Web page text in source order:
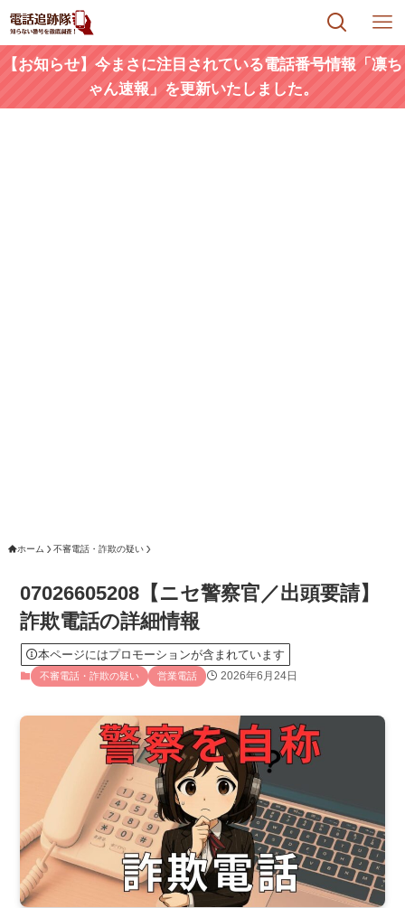
【お知らせ】今まさに注目されている電話番号情報「凛ち
ゃん速報」を更新いたしました。
ホーム 不審電話・詐欺の疑い
07026605208【ニセ警察官／出頭要請】
詐欺電話の詳細情報
本ページにはプロモーションが含まれています
不審電話・詐欺の疑い 営業電話 2026年6月24日